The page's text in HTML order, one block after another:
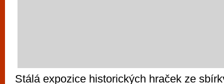
Stálá expozice historických hraček ze